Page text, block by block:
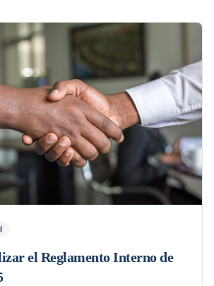
el Reglamento Interno de